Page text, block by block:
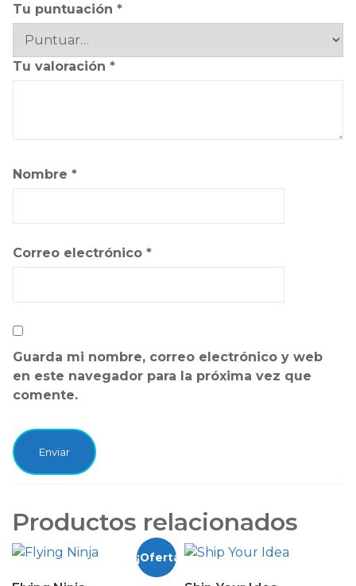
Tu puntuación *
Tu valoración *
Nombre *
Correo electrónico *
Guarda mi nombre, correo electrónico y web
en este navegador para la próxima vez que
comente.
Productos relacionados
¡Oferta!